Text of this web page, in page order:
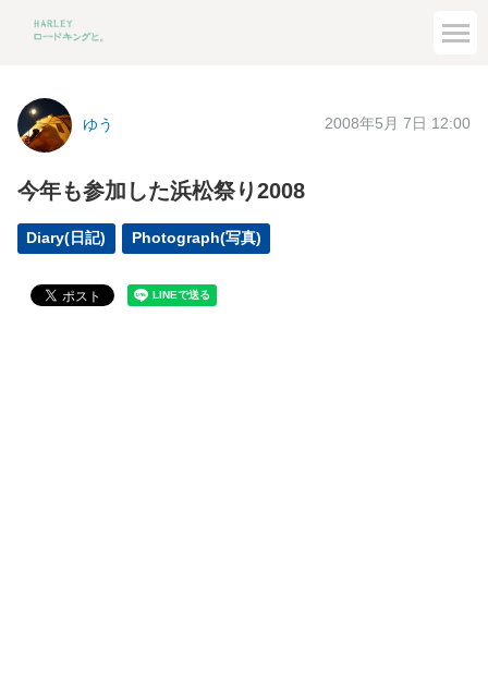
ゆう 2008年5月 7日 12:00
今年も参加した浜松祭り2008
Diary(日記) Photograph(写真)